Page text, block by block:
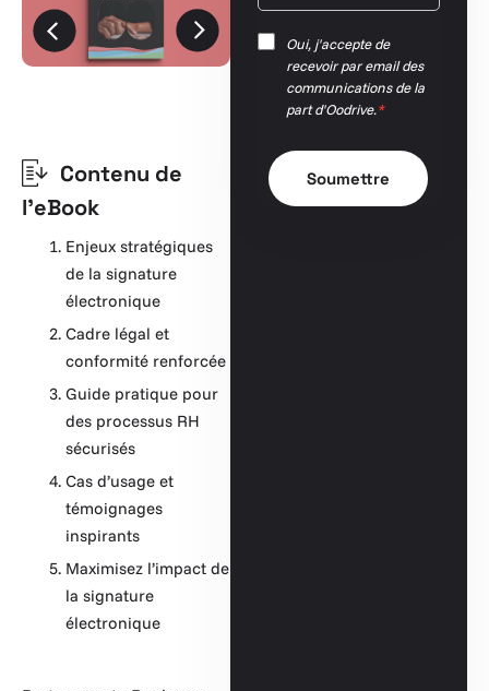
Contenu de
l'eBook
Enjeux stratégiques
de la signature
électronique
Cadre légal et
conformité renforcée
Guide pratique pour
des processus RH
sécurisés
Cas d’usage et
témoignages
inspirants
Maximisez l’impact de
la signature
électronique
Oui, j'accepte de
recevoir par email des
communications de la
part d'Oodrive.*